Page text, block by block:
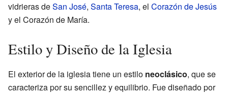
vidrieras deSan José, Santa Teresa, el Corazón de Jesús
y el Corazón de María.
Estilo y Diseño de la Iglesia
El exterior de la iglesia tiene un estilo neoclásico, que se
caracteriza por su sencillez y equilibrio. Fue diseñado por